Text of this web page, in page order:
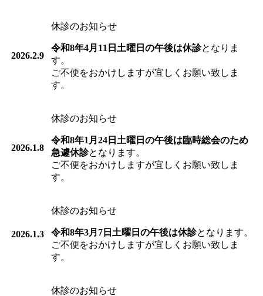
2026.2.9
休診のお知らせ
令和8年4月11日土曜日の午後は休診となりま
す。
ご不便をおかけしますが宜しくお願い致しま
す。
2026.1.8
休診のお知らせ
令和8年1月24日土曜日の午後は臨時総会のため
急遽休診となります。
ご不便をおかけしますが宜しくお願い致しま
す。
2026.1.3
休診のお知らせ
令和8年3月7日土曜日の午後は休診となります。
ご不便をおかけしますが宜しくお願い致しま
す。
休診のお知らせ